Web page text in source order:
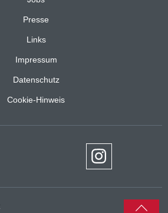
Presse
Links
Impressum
Datenschutz
Cookie-Hinweis
nach